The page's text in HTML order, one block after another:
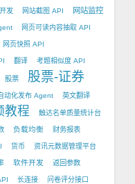
发 网站截图 API
网站监控
网页可读内容抽取 API
网页快照 API
翻译 考题相似度 API
股票 股票-证券
动化发布 Agent 英文翻译
教程 触达名单质量统计台
负载均衡 财务报表
货币 资讯元数据管理平台
软件开发 返回参数
长连接 问卷评分接口